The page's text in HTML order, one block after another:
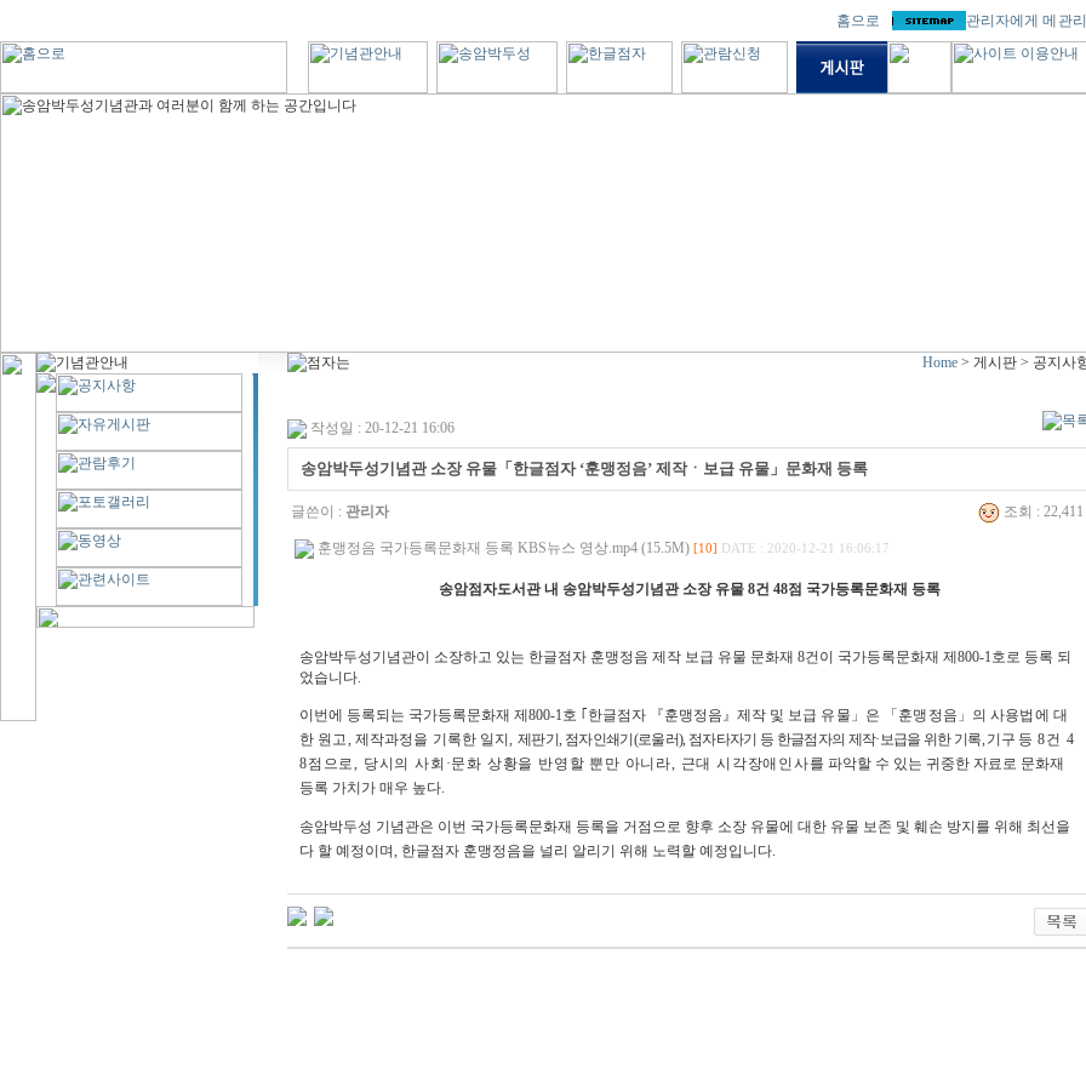
Home > 게시판 > 공지사
작성일 : 20-12-21 16:06
송암박두성기념관 소장 유물「한글점자 ‘훈맹정음’ 제작ㆍ보급 유물」문화재 등록
글쓴이 : 관리자 조회 :
훈맹정음 국가등록문화재 등록 KBS뉴스 영상.mp4 (15.5M) [10] DATE : 2020-12-21 16:06:17
송암점자도서관 내 송암박두성기념관 소장 유물 8건 48점 국가등록문화재 등록
송암박두성기념관이 소장하고 있는 한글점자 훈맹정음 제작 보급 유물 문화재 8건이 국가등록문화재 제 800-1호로 등록 되
었습니다.
이번에 등록되는 국가등록문화재 제 800-1호 ｢ 한글점자 『훈맹정음』 제작 및 보급 유물 」 은 「 훈맹정음 」 의 사용법에 대
한 원고, 제작과정을 기록한 일지, 제판기, 점자인쇄기 (로울러), 점자타자기 등 한글점자의 제작·보급을 위한 기록, 기구 등8건 4
8점으로, 당시의 사회 ·문화 상황을 반영할 뿐만 아니라, 근대 시각장애인사를 파악할 수 있는 귀중한 자료로 문화재
등록 가치가 매우 높다.
송암박두성 기념관은 이번 국가등록문화재 등록을 거점으로 향후 소장 유물에 대한 유물 보존 및 훼손 방지를 위해 최선을
다 할 예정이며, 한글점자 훈맹정음을 널리 알리기 위해 노력할 예정입니다.